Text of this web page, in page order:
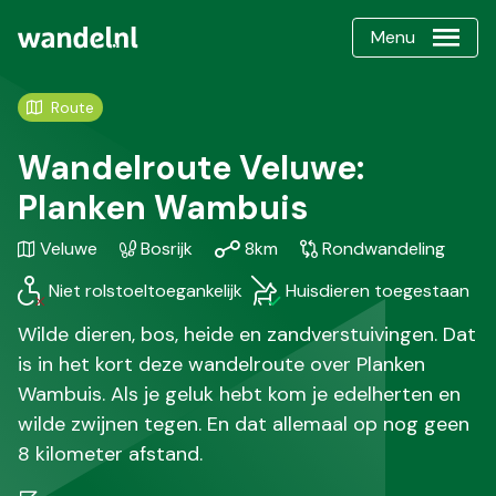
Menu
Route
Wandelroute Veluwe:
Planken Wambuis
Gebied
Regio
Veluwe Karakteristiek
Bosrijk Afstand
8km
SoortRondwandeling
Niet rolstoeltoegankelijk
Huisdieren toegestaan
Wilde dieren, bos, heide en zandverstuivingen. Dat
is in het kort deze wandelroute over Planken
Wambuis. Als je geluk hebt kom je edelherten en
wilde zwijnen tegen. En dat allemaal op nog geen
8 kilometer afstand.